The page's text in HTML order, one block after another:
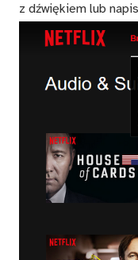
z dźwiękiem lub